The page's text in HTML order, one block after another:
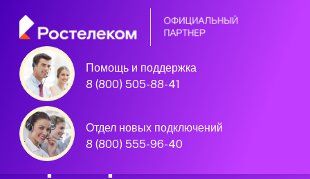
Помощь и поддержка
8 (800) 505-88-41
Отдел новых подключений
8 (800) 555-96-40
Екатеринбург, Уральская улица дом
70
Официальный
партнер Ростелеком